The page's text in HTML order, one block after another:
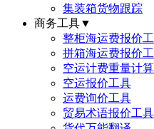
集装箱货物跟踪
商务工具▼
整柜海运费报价
拼箱海运费报价
空运计费重量计算
空运报价工具
运费询价工具
贸易术语报价工具